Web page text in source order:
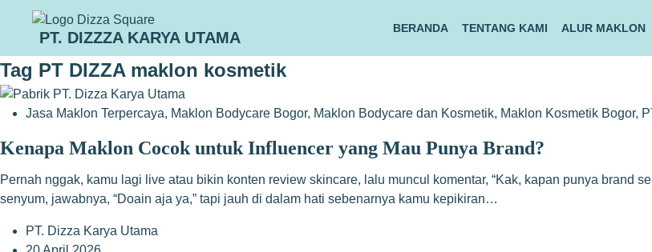
PT. DIZZZA KARYA UTAMA
BERANDA TENTANG KAMI ALUR MAKLON
Tag PT DIZZA maklon kosmetik
Jasa Maklon Terpercaya, Maklon Bodycare Bogor, Maklon Bodycare dan Kosmetik, Maklon Kosmetik Bogor,
Kenapa Maklon Cocok untuk Influencer yang Mau Punya Brand?
Pernah nggak, kamu lagi live atau bikin konten review skincare, lalu muncul komentar, “Kak, kapan punya brand
senyum, jawabnya, “Doain aja ya,” tapi jauh di dalam hati sebenarnya kamu kepikiran…
PT. Dizza Karya Utama